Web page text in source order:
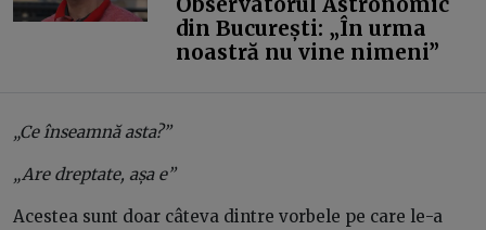
din București: „În urma
noastră nu vine nimeni”
„Ce înseamnă asta?”
„Are dreptate, așa e”
Acestea sunt doar câteva dintre vorbele pe care le-a